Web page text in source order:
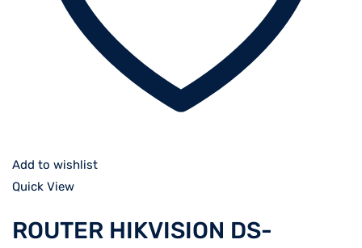
Add to wishlist
Quick View
ROUTER HIKVISION DS-